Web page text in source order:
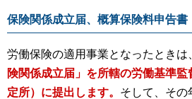
保険関係成立届、概算保険料申告書
労働保険の適用事業となったときは
険関係成立届」を所轄の労働基準
定所）に提出します。 そして、その